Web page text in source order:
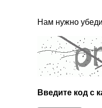
Нам нужно
Введите код с